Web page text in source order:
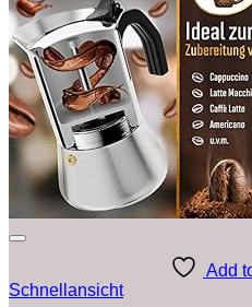
Add
Schnellansicht